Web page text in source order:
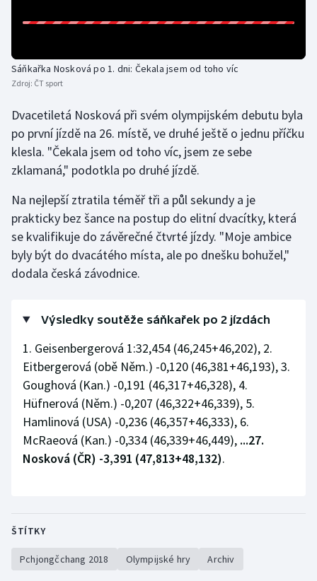
Olympijské hry
Parasport
Plavání
Plážový volejbal
Ragby
Rychlobruslení
Rychlostní kanoistika
Short track
Stolní tenis
Triatlon
Veslování
Vodní slalom
Volejbal
Sáňkařka Nosková po 1. dni: Čekala jsem od toho víc
Zdroj: ČT sport
Dvacetiletá Nosková při svém olympijském debutu byla
po první jízdě na 26. místě, ve druhé ještě o jednu příčku
klesla. "Čekala jsem od toho víc, jsem ze sebe
zklamaná," podotkla po druhé jízdě.
Na nejlepší ztratila téměř tři a půl sekundy a je
prakticky bez šance na postup do elitní dvacítky, která
se kvalifikuje do závěrečné čtvrté jízdy. "Moje ambice
byly být do dvacátého místa, ale po dnešku bohužel,"
dodala česká závodnice.
Výsledky soutěže sáňkařek po 2 jízdách
1. Geisenbergerová 1:32,454 (46,245+46,202), 2.
Eitbergerová (obě Něm.) -0,120 (46,381+46,193), 3.
Goughová (Kan.) -0,191 (46,317+46,328), 4.
Hüfnerová (Něm.) -0,207 (46,322+46,339), 5.
Hamlinová (USA) -0,236 (46,357+46,333), 6.
McRaeová (Kan.) -0,334 (46,339+46,449), ...27.
Nosková (ČR) -3,391 (47,813+48,132).
ŠTÍTKY
Pchjongčchang 2018 Olympijské hry Archiv